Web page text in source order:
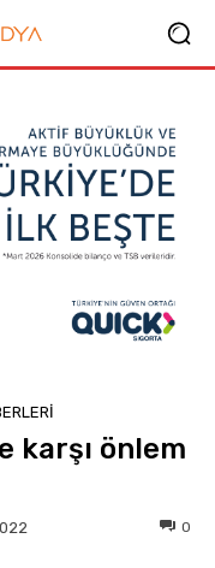
karşı önlem
0